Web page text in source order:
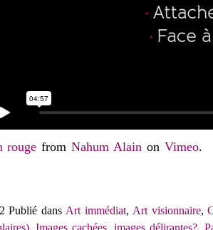
rouge fromNahum Alainon Vimeo.
Publié dansArt immédiat, Art visionnaire,